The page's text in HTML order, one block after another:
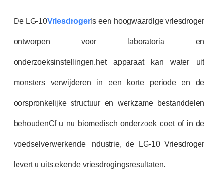
De LG-10Vriesdrogeris een hoogwaardige vriesdroger
ontworpen voor laboratoria en
onderzoeksinstellingen.het apparaat kan water uit
monsters verwijderen in een korte periode en de
oorspronkelijke structuur en werkzame bestanddelen
behoudenOf u nu biomedisch onderzoek doet of in de
voedselverwerkende industrie, de LG-10 Vriesdroger
levert u uitstekende vriesdrogingsresultaten.